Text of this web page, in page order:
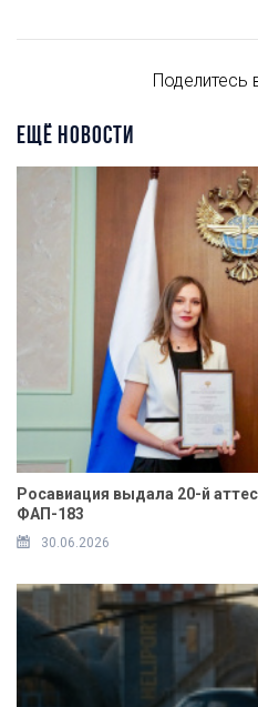
Поделитесь
ЕЩЁ НОВОСТИ
Росавиация выдала 20-й
ФАП-183
30.06.2026